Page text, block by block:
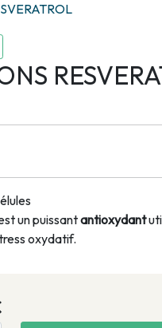
un puissantantioxydant
oxydatif.